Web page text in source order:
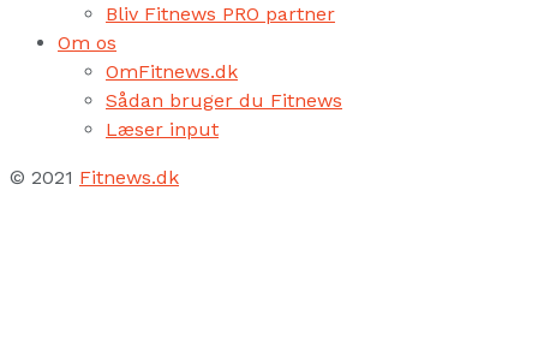
Bliv Fitnews PRO partner
Om os
OmFitnews.dk
Sådan bruger du Fitnews
Læser input
© 2021 Fitnews.dk